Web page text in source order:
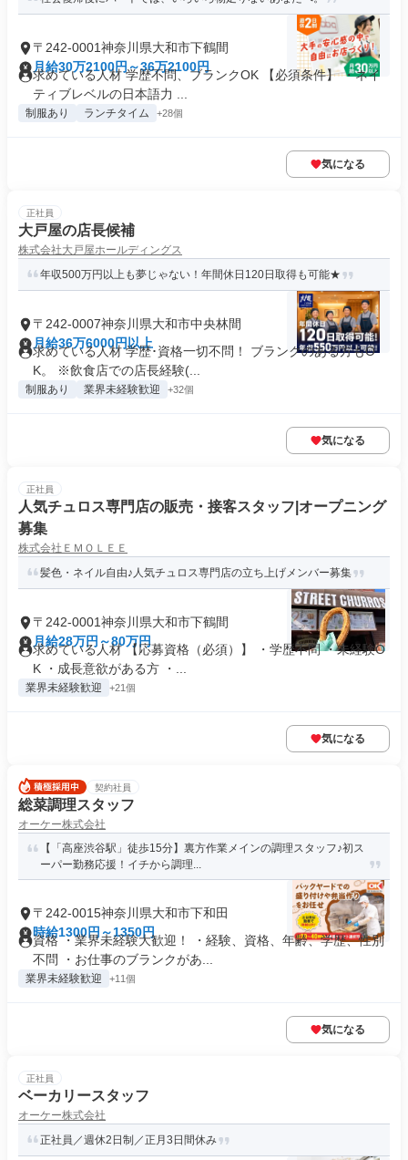
〒242-0001神奈川県大和市下鶴間
月給30万2100円～36万2100円
求めている人材 学歴不問、ブランクOK 【必須条件】 ・ネイ
ティブレベルの日本語力 ...
制服あり ランチタイム +28個
気になる
正社員
大戸屋の店長候補
株式会社大戸屋ホールディングス
年収500万円以上も夢じゃない！年間休日120日取得も可能★
〒242-0007神奈川県大和市中央林間
月給36万6000円以上
求めている人材 学歴･資格一切不問！ ブランクのある方もO
K。 ※飲食店での店長経験(...
制服あり 業界未経験歓迎 +32個
気になる
正社員
人気チュロス専門店の販売・接客スタッフ|オープニング
募集
株式会社ＥＭＯＬＥＥ
髪色・ネイル自由♪人気チュロス専門店の立ち上げメンバー募集
〒242-0001神奈川県大和市下鶴間
月給28万円～80万円
求めている人材 【応募資格（必須）】 ・学歴不問 ・未経験O
K ・成長意欲がある方 ・...
業界未経験歓迎 +21個
気になる
契約社員
総菜調理スタッフ
オーケー株式会社
【「高座渋谷駅」徒歩15分】裏方作業メインの調理スタッフ♪初ス
ーパー勤務応援！イチから調理...
〒242-0015神奈川県大和市下和田
時給1300円～1350円
資格 ・業界未経験大歓迎！ ・経験、資格、年齢、学歴、性別
不問 ・お仕事のブランクがあ...
業界未経験歓迎 +11個
気になる
正社員
ベーカリースタッフ
オーケー株式会社
正社員／週休2日制／正月3日間休み